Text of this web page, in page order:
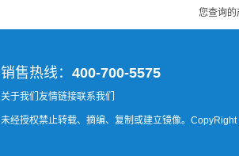
您查询的
销售热线： 400-700-5575
关于我们 友情链接联系我们
未经授权禁止转载、摘编、复制或建立镜像。